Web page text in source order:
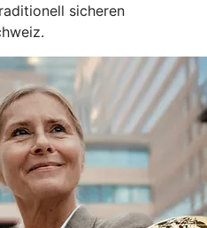
sicheren